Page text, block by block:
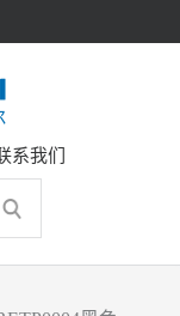
系我们